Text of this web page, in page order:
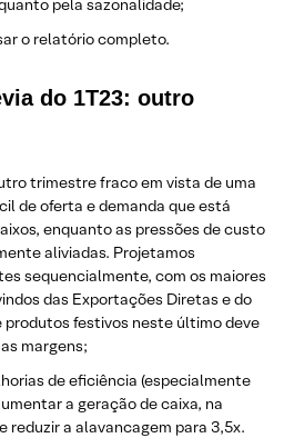
pela sazonalidade;
o relatório completo.
do 1T23: outro
trimestre fraco em vista de uma
de oferta e demanda que está
enquanto as pressões de custo
aliviadas. Projetamos
sequencialmente, com os maiores
das Exportações Diretas e do
produtos festivos neste último deve
margens;
de eficiência (especialmente
a geração de caixa, na
reduzir a alavancagem para 3,5x.